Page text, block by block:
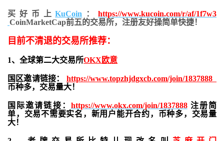
买好币上KuCoin ：https://www.kucoin.com/r/af/1f7w3
CoinMarketCap前五的交易所，注册友好操简单快捷！
目前不清退的交易所推荐：
1、全球第二大交易所OKX欧意
国区邀请链接： https://www.topzhjdgxcb.com/join/1837888
币种多，交易量大！
国际邀请链接： https://www.okx.com/join/1837888注册简
单，交易不需要实名，新用户能开合约， 币种多，交易量
大！